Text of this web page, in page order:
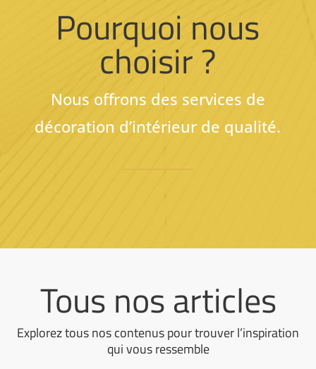
Pourquoi nous
choisir ?
Nous offrons des services de
décoration d’intérieur de qualité.
Tous nos articles
Explorez tous nos contenus pour trouver l’inspiration
qui vous ressemble